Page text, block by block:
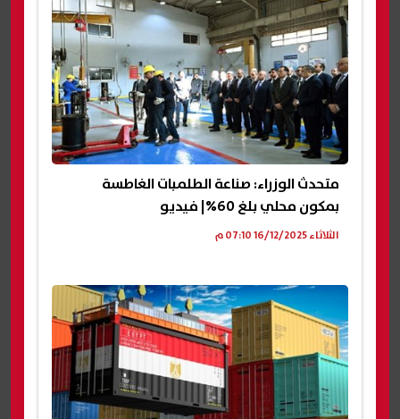
متحدث الوزراء: صناعة الطلمبات الغاطسة
بمكون محلي بلغ 60%| فيديو
الثلاثاء 16/12/2025 07:10 م